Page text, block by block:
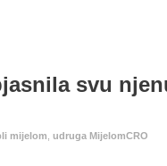
svu
mijelom udruga MijelomCRO